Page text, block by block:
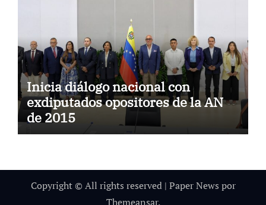
Inicia diálogo nacional con
exdiputados opositores de la AN
de 2015
Copyright © All rights reserved | Paper News por
Themeansar.